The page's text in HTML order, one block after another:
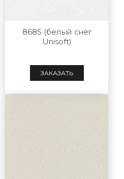
8685 (белый снег
Unisoft)
ЗАКАЗАТЬ